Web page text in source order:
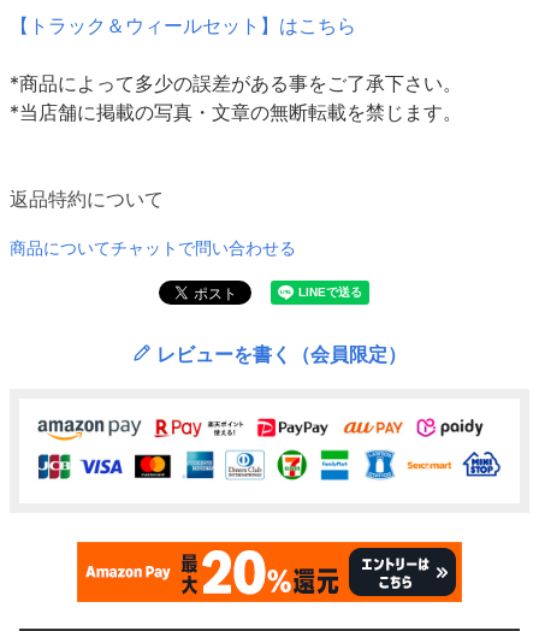
【トラック＆ウィールセット】はこちら
*商品によって多少の誤差がある事をご了承下さい。
*当店舗に掲載の写真・文章の無断転載を禁じます。
返品特約について
商品についてチャットで問い合わせる
レビューを書く（会員限定）